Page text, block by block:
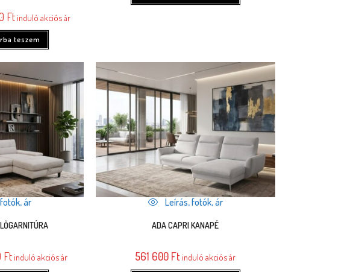
Ftinduló akciós ár
teszem
ár
Ftinduló akciós ár
Leírás, fotók, ár
ADA CAPRI KANAPÉ
561 600 Ftinduló akciós ár